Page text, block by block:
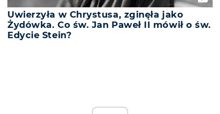
Uwierzyła w Chrystusa, zginęła jako
Żydówka. Co św. Jan Paweł II mówił o św.
Edycie Stein?